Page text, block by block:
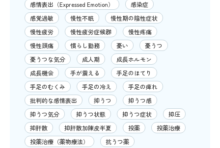
感情表出（Expressed Emotion）
感染症
感覚過敏
慢性不眠
慢性期の陰性症状
慢性疲労
慢性疲労症候群
慢性疼痛
慢性頭痛
慣らし勤務 憂い
憂うつ
憂うつな気分
成人期
成長ホルモン
成長機会
手が震える
手足のほてり
手足のむくみ
手足の冷え
手足の痺れ
批判的な感情表出
抑うつ
抑うつ感
抑うつ気分
抑うつ状態 抑うつ症状
抑圧
抑肝散
抑肝散加陳皮半夏 投薬
投薬治療
投薬治療（薬物療法）
抗うつ薬